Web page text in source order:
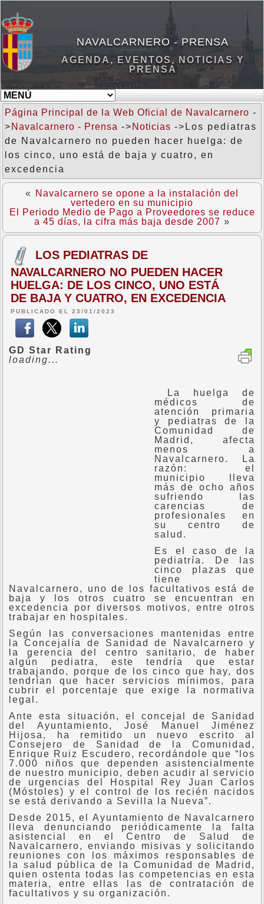
NAVALCARNERO - PRENSA
AGENDA, EVENTOS, NOTICIAS Y
PRENSA
Página Principal de la Web Oficial de Navalcarnero -
> Navalcarnero - Prensa -> Noticias ->Los pediatras
de Navalcarnero no pueden hacer huelga: de
los cinco, uno está de baja y cuatro, en
excedencia
«
Navalcarnero se opone a la instalación del
vertedero en su municipio
El Periodo Medio de Pago a Proveedores se reduce
a 45 días, la cifra más baja desde 2007 »
LOS PEDIATRAS DE
NAVALCARNERO NO PUEDEN HACER
HUELGA: DE LOS CINCO, UNO ESTÁ
DE BAJA Y CUATRO, EN EXCEDENCIA
PUBLICADO EL 23/01/2023
GD Star Rating
loading...
La huelga de
médicos de
atención primaria
y pediatras de la
Comunidad de
Madrid, afecta
menos a
Navalcarnero. La
razón: el
municipio lleva
más de ocho años
sufriendo las
carencias de
profesionales en
su centro de
salud.
Es el caso de la
pediatría. De las
cinco plazas que
tiene
Navalcarnero, uno de los facultativos está de
baja y los otros cuatro se encuentran en
excedencia por diversos motivos, entre otros
trabajar en hospitales.
Según las conversaciones mantenidas entre
la Concejalía de Sanidad de Navalcarnero y
la gerencia del centro sanitario, de haber
algún pediatra, este tendría que estar
trabajando, porque de los cinco que hay, dos
tendrían que hacer servicios mínimos, para
cubrir el porcentaje que exige la normativa
legal.
Ante esta situación, el concejal de Sanidad
del Ayuntamiento, José Manuel Jiménez
Hijosa, ha remitido un nuevo escrito al
Consejero de Sanidad de la Comunidad,
Enrique Ruiz Escudero, recordándole que “los
7.000 niños que dependen asistencialmente
de nuestro municipio, deben acudir al servicio
de urgencias del Hospital Rey Juan Carlos
(Móstoles) y el control de los recién nacidos
se está derivando a Sevilla la Nueva”.
Desde 2015, el Ayuntamiento de Navalcarnero
lleva denunciando periódicamente la falta
asistencial en el Centro de Salud de
Navalcarnero, enviando misivas y solicitando
reuniones con los máximos responsables de
la salud pública de la Comunidad de Madrid,
quien ostenta todas las competencias en esta
materia, entre ellas las de contratación de
facultativos y su organización.